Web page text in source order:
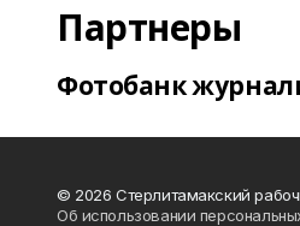
Партнеры
Фотобанк
© 2026 Стерлитамакский
Об использовании